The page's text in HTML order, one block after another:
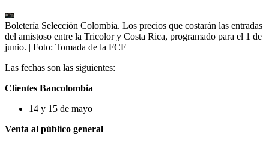
Boletería Selección Colombia. Los precios que costarán las entradas
del amistoso entre la Tricolor y Costa Rica, programado para el 1 de
junio. | Foto: Tomada de la FCF
Las fechas son las siguientes:
Clientes Bancolombia
14 y 15 de mayo
Venta al público general